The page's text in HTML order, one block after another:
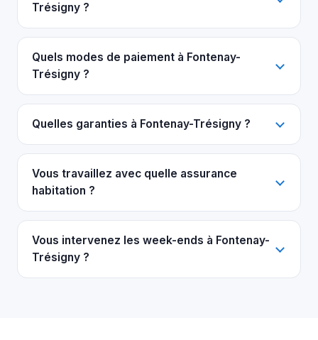
Trésigny ?
Quels modes de paiement à Fontenay-
Trésigny ?
Quelles garanties à Fontenay-Trésigny ?
Vous travaillez avec quelle assurance
habitation ?
Vous intervenez les week-ends à Fontenay-
Trésigny ?